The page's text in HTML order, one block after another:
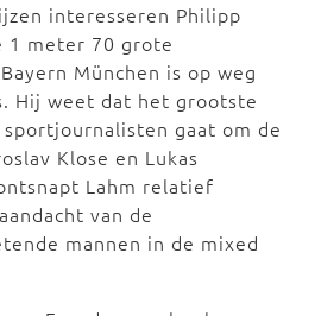
interesseren Philipp
1 meter 70 grote
München is op weg
Hij weet dat het grootste
gaat om de
Klose en Lukas
Lahm relatief
van de
mannen in de mixed